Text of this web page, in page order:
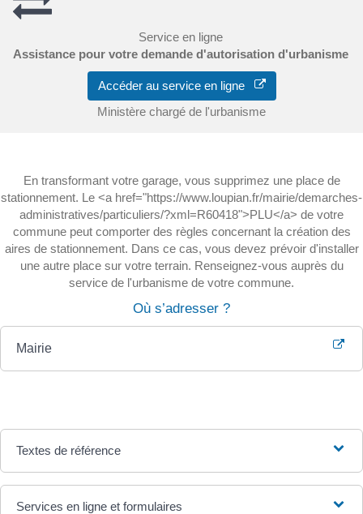
Service en ligne
Assistance pour votre demande d'autorisation d'urbanisme
Accéder au service en ligne
Ministère chargé de l'urbanisme
En transformant votre garage, vous supprimez une place de
stationnement. Le <a href="https://www.loupian.fr/mairie/demarches-
administratives/particuliers/?xml=R60418">PLU</a> de votre
commune peut comporter des règles concernant la création des
aires de stationnement. Dans ce cas, vous devez prévoir d'installer
une autre place sur votre terrain. Renseignez-vous auprès du
service de l'urbanisme de votre commune.
Où s’adresser ?
Mairie
Textes de référence
Services en ligne et formulaires